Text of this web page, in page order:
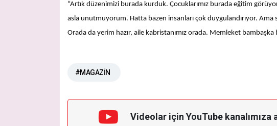
“Artık düzenimizi burada kurduk. Çocuklarımız burada eğitim
asla unutmuyorum. Hatta bazen insanları çok duygulandırıyor. Ama
Orada da yerim hazır, aile kabristanımız orada. Memleket
#MAGAZİN
Videolar için YouTube kanalımıza